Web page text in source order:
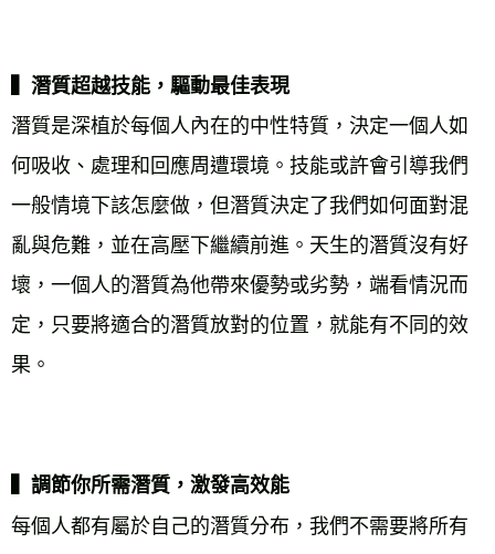
▍潛質超越技能，驅動最佳表現
潛質是深植於每個人內在的中性特質，決定一個人如
何吸收、處理和回應周遭環境。技能或許會引導我們
一般情境下該怎麼做，但潛質決定了我們如何面對混
亂與危難，並在高壓下繼續前進。天生的潛質沒有好
壞，一個人的潛質為他帶來優勢或劣勢，端看情況而
定，只要將適合的潛質放對的位置，就能有不同的效
果。
▍調節你所需潛質，激發高效能
每個人都有屬於自己的潛質分布，我們不需要將所有